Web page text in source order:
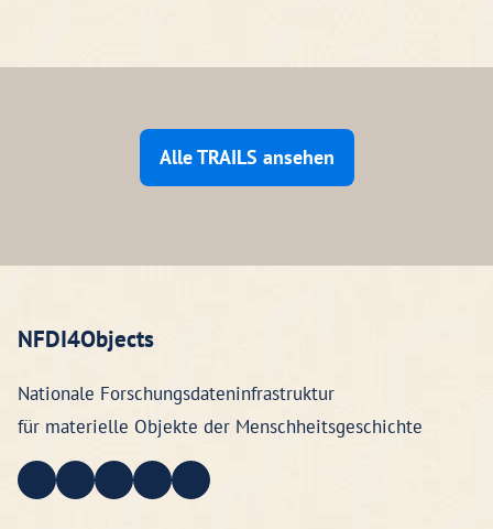
Alle TRAILS ansehen
NFDI4Objects
Nationale Forschungsdateninfrastruktur
für materielle Objekte der Menschheitsgeschichte